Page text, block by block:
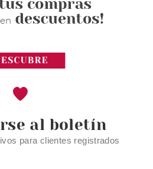
al boletín
para clientes registrados